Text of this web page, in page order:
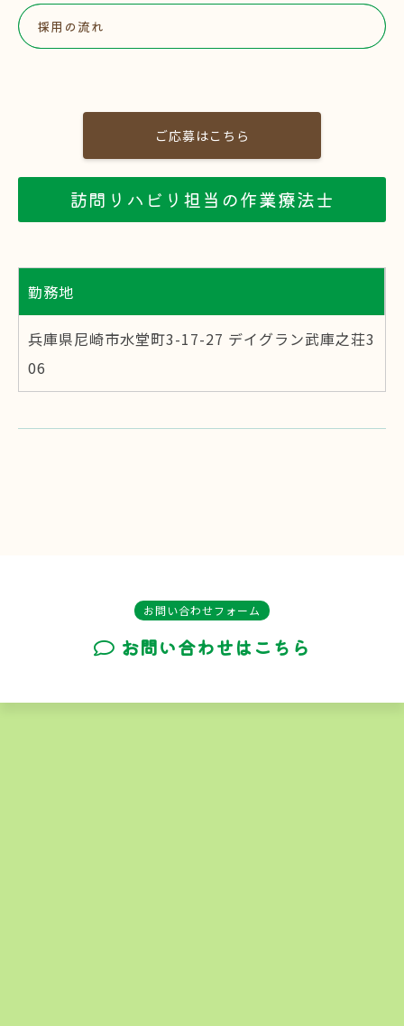
採用の流れ
ご応募はこちら
訪問リハビリ担当の作業療法士
勤務地
兵庫県尼崎市水堂町3-17-27 デイグラン武庫之荘3
06
お問い合わせフォーム
お問い合わせはこちら